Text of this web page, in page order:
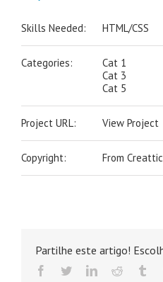
Skills Needed: HTML/CSS
Categories:
Cat 1
Cat 3
Cat 5
Project URL: View Project
Copyright: From
Partilhe este artigo!
facebooktwitterlinkedinreddit